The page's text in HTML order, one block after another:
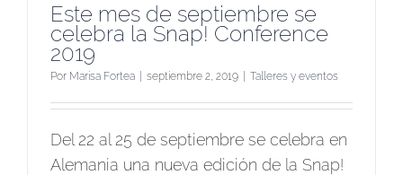
Este mes de septiembre se
celebra la Snap! Conference
2019
Por Marisa Fortea septiembre 2, 2019 Talleres y eventos
Del 22 al 25 de septiembre se celebra en
Alemania una nueva edición de la Snap!